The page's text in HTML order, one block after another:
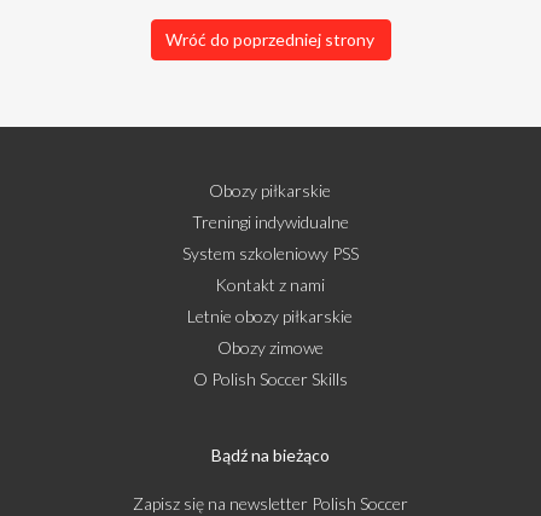
Wróć do poprzedniej strony
Obozy piłkarskie
Treningi indywidualne
System szkoleniowy PSS
Kontakt z nami
Letnie obozy piłkarskie
Obozy zimowe
O Polish Soccer Skills
Bądź na bieżąco
Zapisz się na newsletter Polish Soccer